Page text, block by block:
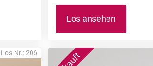
Los ansehen
Los-Nr.: 206